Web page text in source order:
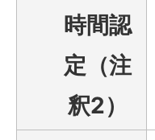
時間認
定（注
釈2）